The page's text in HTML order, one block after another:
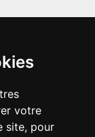
votre
site, pour